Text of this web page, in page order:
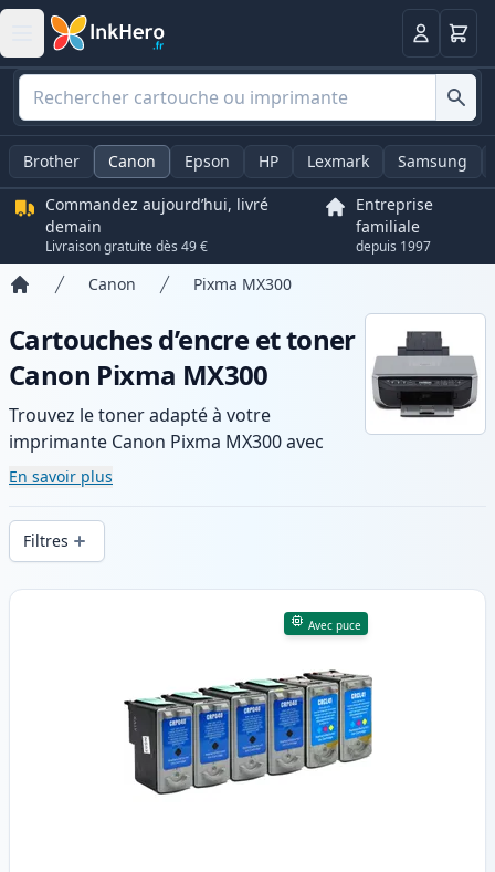
Panier
Brother Canon Epson HP Lexmark Samsung
Commandez aujourd’hui, livré
demain
Livraison gratuite dès 49 €
Entreprise
familiale
depuis 1997
Canon Pixma MX300
Cartouches d’encre et toner
Canon Pixma MX300
Trouvez le toner adapté à votre
imprimante Canon Pixma MX300 avec
notre gamme de cartouches compatibles
et haute capacité. Profitez d’une qualité
d’impression constante et d’une livraison
rapide depuis un stock local en .
En savoir plus
Filtres
Produits
Avec puce